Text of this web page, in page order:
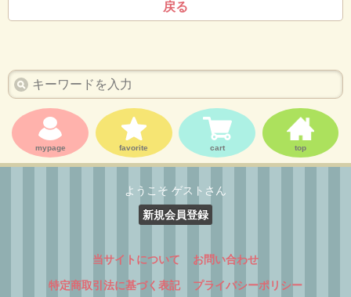
戻る
mypage favorite cart top
ようこそ ゲストさん
新規会員登録
当サイトについて お問い合わせ
特定商取引法に基づく表記 プライバシーポリシー